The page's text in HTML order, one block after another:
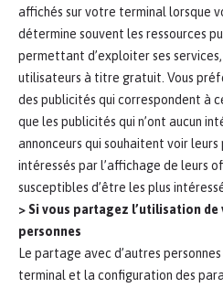
affichés sur votre terminal lorsque
détermine souvent les ressources
permettant d’exploiter ses
utilisateurs à titre gratuit. Vous
des publicités qui correspondent à
que les publicités qui n’ont aucun
annonceurs qui souhaitent voir
intéressés par l’affichage de leurs
susceptibles d’être les plus
> Si vous partagez l’utilisation
personnes
Le partage avec d’autres
terminal et la configuration des